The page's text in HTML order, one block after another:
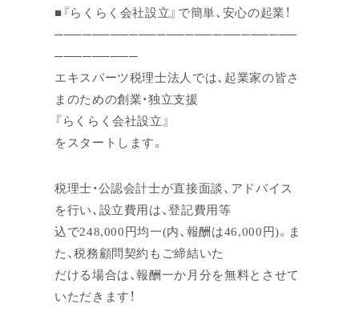
■『らくらく会社設立』で簡単、安心の起業！
──────────────────────────
─────────
エキスパーツ税理士法人では、起業家の皆さ
まのための創業・独立支援
『らくらく会社設立』
をスタートします。
税理士・公認会計士が直接面談、アドバイス
を行い、設立費用は、登記費用等
込で248,000円均一(内、報酬は46,000円)。ま
た、税務顧問契約もご締結いた
だける場合は、報酬一か月分を無料とさせて
いただきます！